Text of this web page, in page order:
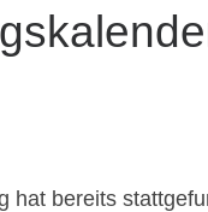
hat bereits